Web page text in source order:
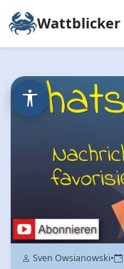
Wattblicker
Sven Owsianowski•